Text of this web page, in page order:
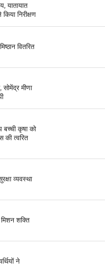
यातायात
निरीक्षण
वितरित
मीणा
बच्ची कृषा को
की त्वरित
व्यवस्था
शक्ति
ने